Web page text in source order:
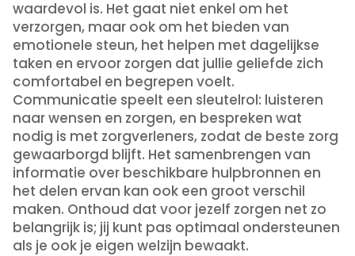
waardevol is. Het gaat niet enkel om het
verzorgen, maar ook om het bieden van
emotionele steun, het helpen met dagelijkse
taken en ervoor zorgen dat jullie geliefde zich
comfortabel en begrepen voelt.
Communicatie speelt een sleutelrol: luisteren
naar wensen en zorgen, en bespreken wat
nodig is met zorgverleners, zodat de beste zorg
gewaarborgd blijft. Het samenbrengen van
informatie over beschikbare hulpbronnen en
het delen ervan kan ook een groot verschil
maken. Onthoud dat voor jezelf zorgen net zo
belangrijk is; jij kunt pas optimaal ondersteunen
als je ook je eigen welzijn bewaakt.